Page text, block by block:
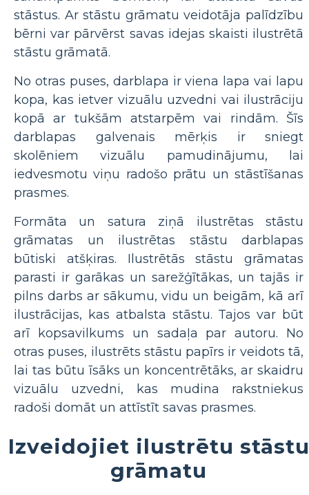
stāstus. Ar stāstu grāmatu veidotāja palīdzību
bērni var pārvērst savas idejas skaisti ilustrētā
stāstu grāmatā.
No otras puses, darblapa ir viena lapa vai lapu
kopa, kas ietver vizuālu uzvedni vai ilustrāciju
kopā ar tukšām atstarpēm vai rindām. Šīs
darblapas galvenais mērķis ir sniegt
skolēniem vizuālu pamudinājumu, lai
iedvesmotu viņu radošo prātu un stāstīšanas
prasmes.
Formāta un satura ziņā ilustrētas stāstu
grāmatas un ilustrētas stāstu darblapas
būtiski atšķiras. Ilustrētās stāstu grāmatas
parasti ir garākas un sarežģītākas, un tajās ir
pilns darbs ar sākumu, vidu un beigām, kā arī
ilustrācijas, kas atbalsta stāstu. Tajos var būt
arī kopsavilkums un sadaļa par autoru. No
otras puses, ilustrēts stāstu papīrs ir veidots tā,
lai tas būtu īsāks un koncentrētāks, ar skaidru
vizuālu uzvedni, kas mudina rakstniekus
radoši domāt un attīstīt savas prasmes.
Izveidojiet ilustrētu stāstu
grāmatu